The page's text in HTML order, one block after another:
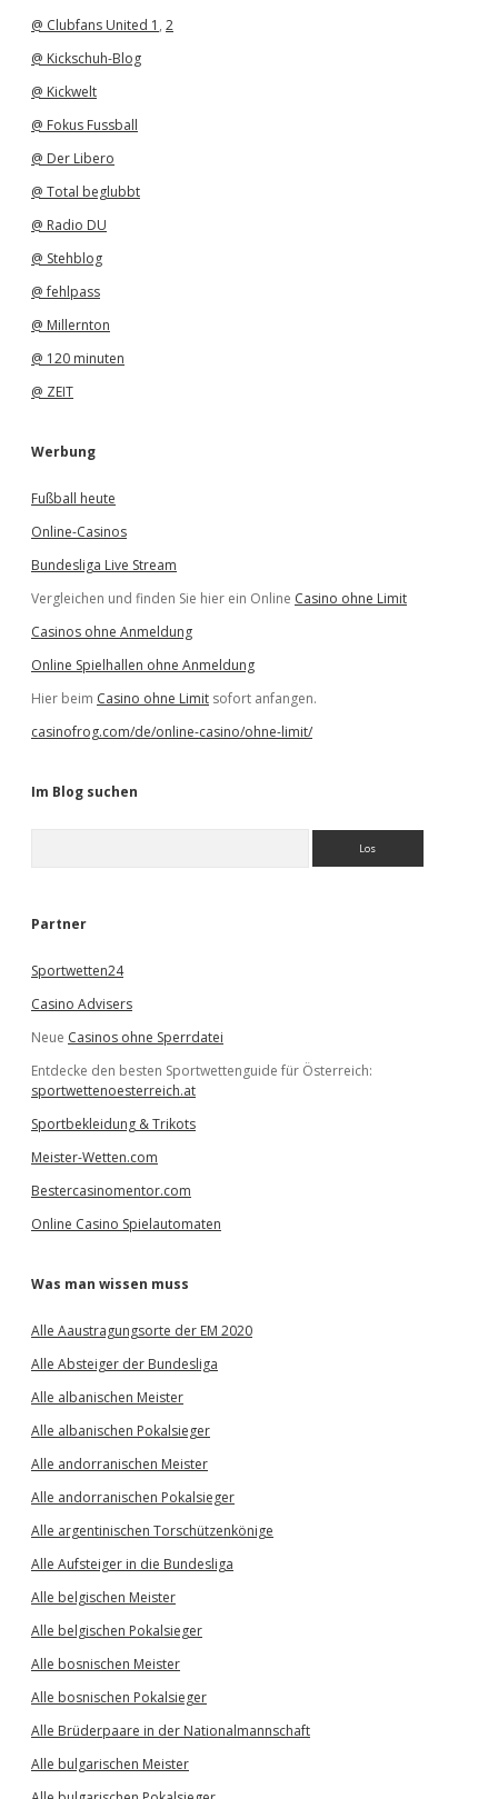
@ Clubfans United 1 , 2
@ Kickschuh-Blog
@ Kickwelt
@ Fokus Fussball
@ Der Libero
@ Total beglubbt
@ Radio DU
@ Stehblog
@ fehlpass
@ Millernton
@ 120 minuten
@ ZEIT
Werbung
Fußball heute
Online-Casinos
Bundesliga Live Stream
Vergleichen und finden Sie hier ein Online Casino ohne Limit
Casinos ohne Anmeldung
Online Spielhallen ohne Anmeldung
Hier beim Casino ohne Limit sofort anfangen.
casinofrog.com/de/online-casino/ohne-limit/
Im Blog suchen
e
Partner
Sportwetten24
Casino Advisers
Neue Casinos ohne Sperrdatei
Entdecke den besten Sportwettenguide für Österreich:
sportwettenoesterreich.at
Sportbekleidung & Trikots
Meister-Wetten.com
Bestercasinomentor.com
Online Casino Spielautomaten
Was man wissen muss
Alle Aaustragungsorte der EM 2020
Alle Absteiger der Bundesliga
Alle albanischen Meister
Alle albanischen Pokalsieger
Alle andorranischen Meister
Alle andorranischen Pokalsieger
Alle argentinischen Torschützenkönige
Alle Aufsteiger in die Bundesliga
Alle belgischen Meister
Alle belgischen Pokalsieger
Alle bosnischen Meister
Alle bosnischen Pokalsieger
Alle Brüderpaare in der Nationalmannschaft
Alle bulgarischen Meister